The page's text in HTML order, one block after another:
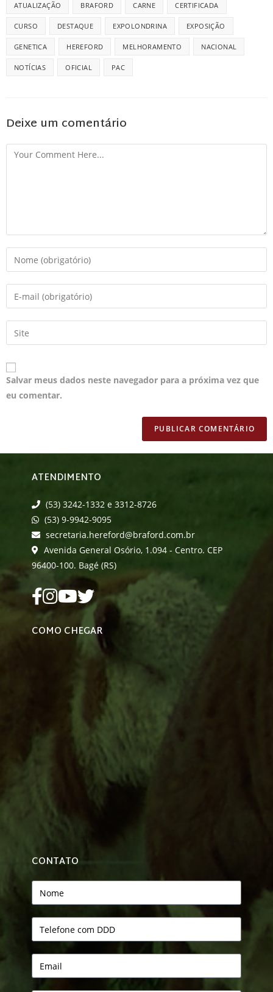
ATUALIZAÇÃO BRAFORD CARNE CERTIFICADA
CURSO DESTAQUE EXPOLONDRINA EXPOSIÇÃO
GENETICA HEREFORD MELHORAMENTO NACIONAL
NOTÍCIAS OFICIAL PAC
Deixe um comentário
Salvar meus dados neste navegador para a próxima vez que
eu comentar.
ATENDIMENTO
(53) 3242-1332 e 3312-8726
(53) 9-9942-9095
secretaria.hereford@braford.com.br
Avenida General Osório, 1.094 - Centro. CEP
96400-100. Bagé (RS)
COMO CHEGAR
CONTATO